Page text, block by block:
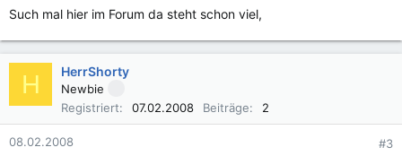
Such mal hier im Forum da steht schon viel,
H HerrShorty
Newbie
Registriert
07.02.2008 Beiträge 2
08.02.2008 #3